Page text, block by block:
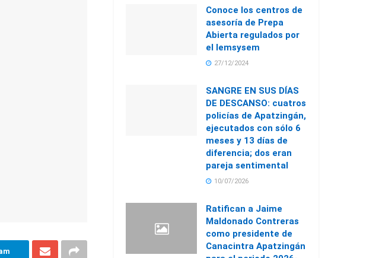
Conoce los centros de
asesoría de Prepa
Abierta regulados por
el Iemsysem
27/12/2024
SANGRE EN SUS DÍAS
DE DESCANSO: cuatros
policías de Apatzingán,
ejecutados con sólo 6
meses y 13 días de
diferencia; dos eran
pareja sentimental
10/07/2026
Ratifican a Jaime
Maldonado Contreras
como presidente de
Canacintra Apatzingán